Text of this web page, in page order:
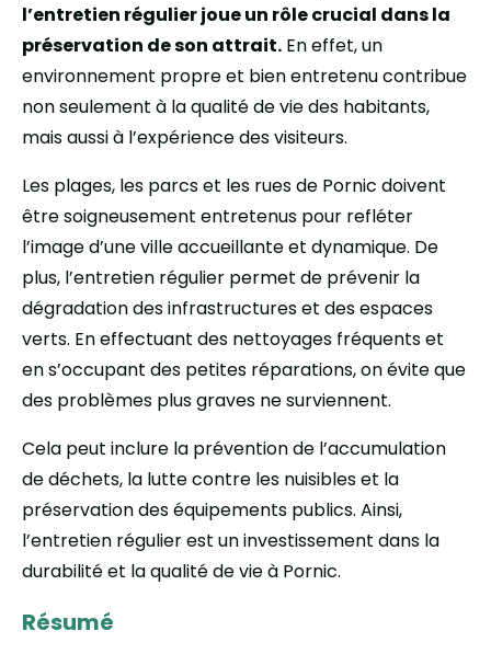
l’entretien régulier joue un rôle crucial dans la
préservation de son attrait. En effet, un
environnement propre et bien entretenu contribue
non seulement à la qualité de vie des habitants,
mais aussi à l’expérience des visiteurs.
Les plages, les parcs et les rues de Pornic doivent
être soigneusement entretenus pour refléter
l’image d’une ville accueillante et dynamique. De
plus, l’entretien régulier permet de prévenir la
dégradation des infrastructures et des espaces
verts. En effectuant des nettoyages fréquents et
en s’occupant des petites réparations, on évite que
des problèmes plus graves ne surviennent.
Cela peut inclure la prévention de l’accumulation
de déchets, la lutte contre les nuisibles et la
préservation des équipements publics. Ainsi,
l’entretien régulier est un investissement dans la
durabilité et la qualité de vie à Pornic.
Résumé